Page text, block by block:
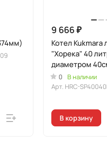
9 666 ₽
Котел Kukmara
"Хорека" 40
диаметром
металлической
0
В наличии
Арт. HRC-
В корзину